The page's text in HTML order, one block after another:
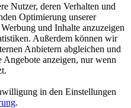
Nutzer, deren Verhalten und
Optimierung unserer
und Inhalte anzuzeigen
Außerdem können wir
Anbietern abgleichen und
anzeigen, nur wenn
in den Einstellungen
.